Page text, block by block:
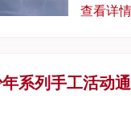
查看详情
年系列手工活